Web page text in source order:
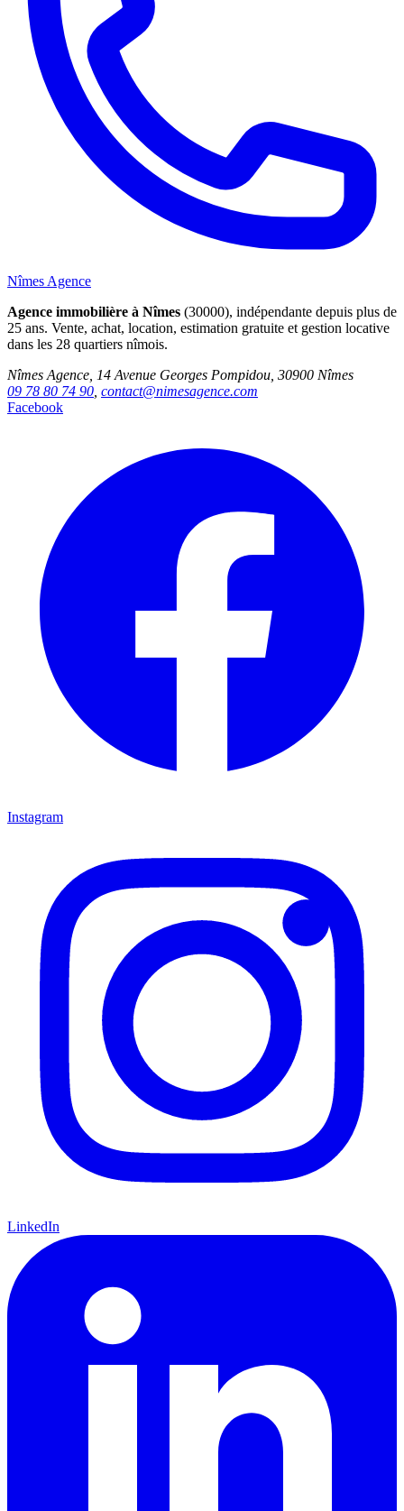
Nîmes Agence
Agence immobilière à Nîmes (30000), indépendante depuis plus de
25 ans. Vente, achat, location, estimation gratuite et gestion locative
dans les 28 quartiers nîmois.
Nîmes Agence, 14 Avenue Georges Pompidou, 30900 Nîmes
09 78 80 74 90 contact@nimesagence.com
Facebook
Instagram
LinkedIn